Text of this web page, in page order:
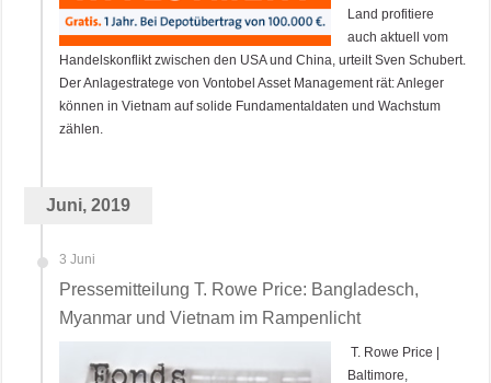
Land profitiere
auch aktuell vom
Handelskonflikt zwischen den USA und China, urteilt Sven Schubert.
Der Anlagestratege von Vontobel Asset Management rät: Anleger
können in Vietnam auf solide Fundamentaldaten und Wachstum
zählen.
Juni, 2019
3 Juni
Pressemitteilung T. Rowe Price: Bangladesch,
Myanmar und Vietnam im Rampenlicht
T. Rowe Price |
Baltimore,